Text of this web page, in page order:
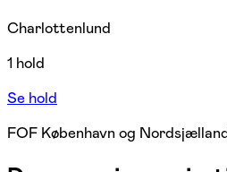
Charlottenlund
1 hold
Se hold
FOF København og